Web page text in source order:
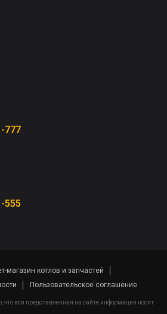
777
555
магазин котлов и запчастей
Пользовательское соглашение
вся представленная на сайте информация носит